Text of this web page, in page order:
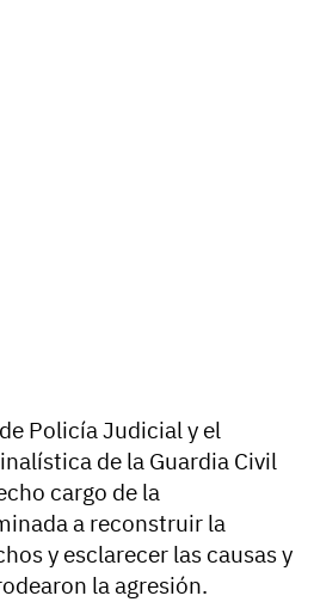
Policía Judicial y el
de la Guardia Civil
cargo de la
a reconstruir la
y esclarecer las causas y
la agresión.